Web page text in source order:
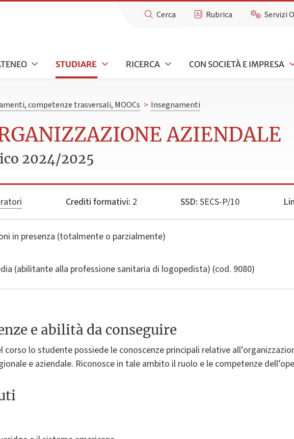
Cerca Rubrica Servizi
STUDIARE RICERCA CON SOCIETÀ E IMPRESA
competenze trasversali, MOOCs > Insegnamenti
AZIENDALE
2024/2025
Crediti formativi: 2 SSD: SECS-P/10
in presenza (totalmente o parzialmente)
(abilitante alla professione sanitaria di logopedista) (cod. 9080)
e abilità da conseguire
corso lo studente possiede le conoscenze principali relative
e aziendale. Riconosce in tale ambito il ruolo e le competenze